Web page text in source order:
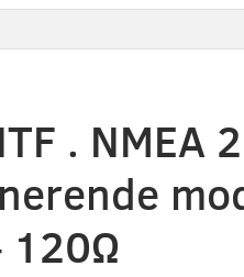
. NMEA
120Ω